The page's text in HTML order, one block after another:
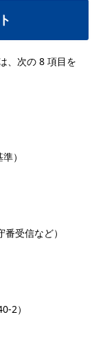
、次の 8 項目を
）
番受信など）
2）